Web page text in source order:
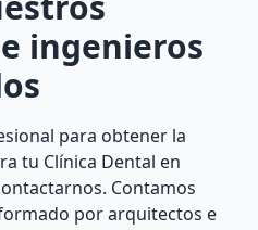
ingenieros
para obtener la
tu Clínica Dental en
Contamos
por arquitectos e